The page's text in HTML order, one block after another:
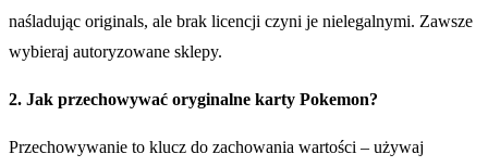
naśladując originals, ale brak licencji czyni je nielegalnymi. Zawsze
wybieraj autoryzowane sklepy.
2. Jak przechowywać oryginalne karty Pokemon?
Przechowywanie to klucz do zachowania wartości – używaj